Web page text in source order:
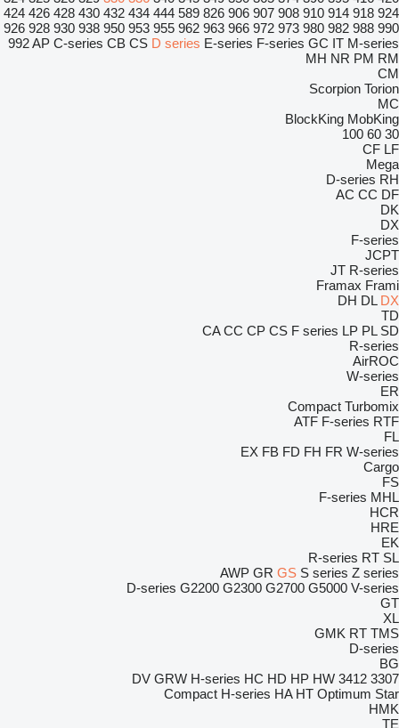
424 426 428 430 432 434 444 589 826 906 907 908 910 914 918 924
926 928 930 938 950 953 955 962 963 966 972 973 980 982 988 990
992AP C-series CB CS D series E-series F-series GC IT M-series
MH NR PM RM
CM
Scorpion Torion
MC
BlockKing MobKing
30
60
100
CF LF
Mega
D-series RH
AC CC DF
DK
DX
F-series
JCPT
JT R-series
Framax Frami
DH DL DX
TD
CA CC CP CS F series LP PL SD
R-series
AirROC
W-series
ER
Compact Turbomix
ATF F-series RTF
FL
EX FB FD FH FR W-series
Cargo
FS
F-series MHL
HCR
HRE
EK
R-series RT SL
AWP GR GS S series Z series
D-series G2200 G2300 G2700 G5000 V-series
GT
XL
GMK RT TMS
D-series
BG
3307
3412
DV GRW H-series HC HD HP HW
Compact H-series HA HT Optimum Star
HMK
TE